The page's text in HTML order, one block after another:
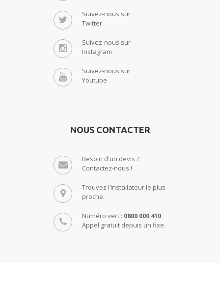
Suivez-nous sur
Twitter
Suivez-nous sur
Instagram
Suivez-nous sur
Youtube
NOUS CONTACTER
Besoin d'un devis ?
Contactez-nous !
Trouvez l’installateur le plus
proche.
Numéro vert : 0800 000 410
Appel gratuit depuis un fixe.